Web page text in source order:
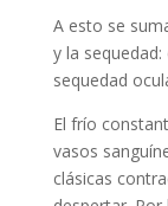
A esto se
y la
sequedad
El frío
vasos
clásicas